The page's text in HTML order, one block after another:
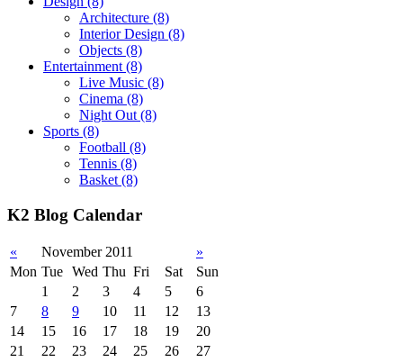
Architecture (8)
Interior Design (8)
Objects (8)
Entertainment (8)
Live Music (8)
Cinema (8)
Night Out (8)
Sports (8)
Football (8)
Tennis (8)
Basket (8)
K2 Blog Calendar
« November 2011
»
Mon Tue Wed Thu Fri Sat
Sun
1
2 3 4 5
6
7
8 9 10 11 12
13
14
15 16 17 18 19
20
21
22 23 24 25 26
27